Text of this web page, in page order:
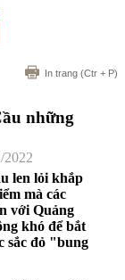
In trang (Ctr + P)
những
2022
len lỏi khắp
mà các
với Quảng
khó để bắt
sắc đỏ "bung